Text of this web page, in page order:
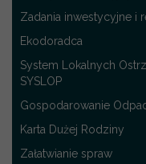
Zadania inwestycyjne i
Ekodoradca
System Lokalnych
SYSLOP
Gospodarowanie
Karta Dużej Rodziny
Załatwianie spraw